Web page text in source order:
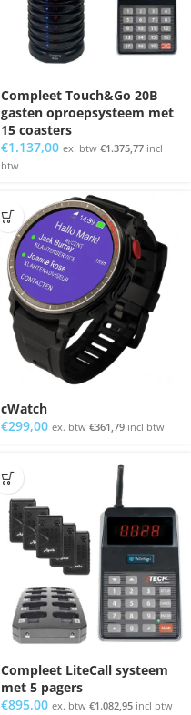
Compleet Touch&Go 20B
gasten oproepsysteem met
15 coasters
€1.137,00 ex. btw €1.375,77 incl
btw
cWatch
€299,00 ex. btw €361,79 incl btw
Compleet LiteCall systeem
met 5 pagers
€895,00 ex. btw €1.082,95 incl btw